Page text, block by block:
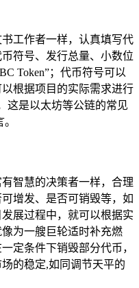
工作者一样，认真填写代
符号、发行总量、小数位
Token”；代币符号可以
根据项目的实际需求进行
这是以太坊等公链的常见
智慧的决策者一样，合理
增发、是否可销毁等，如
展过程中，就可以根据实
为一艘巨轮适时补充燃
定条件下销毁部分代币，
的稳定,如同调节天平的